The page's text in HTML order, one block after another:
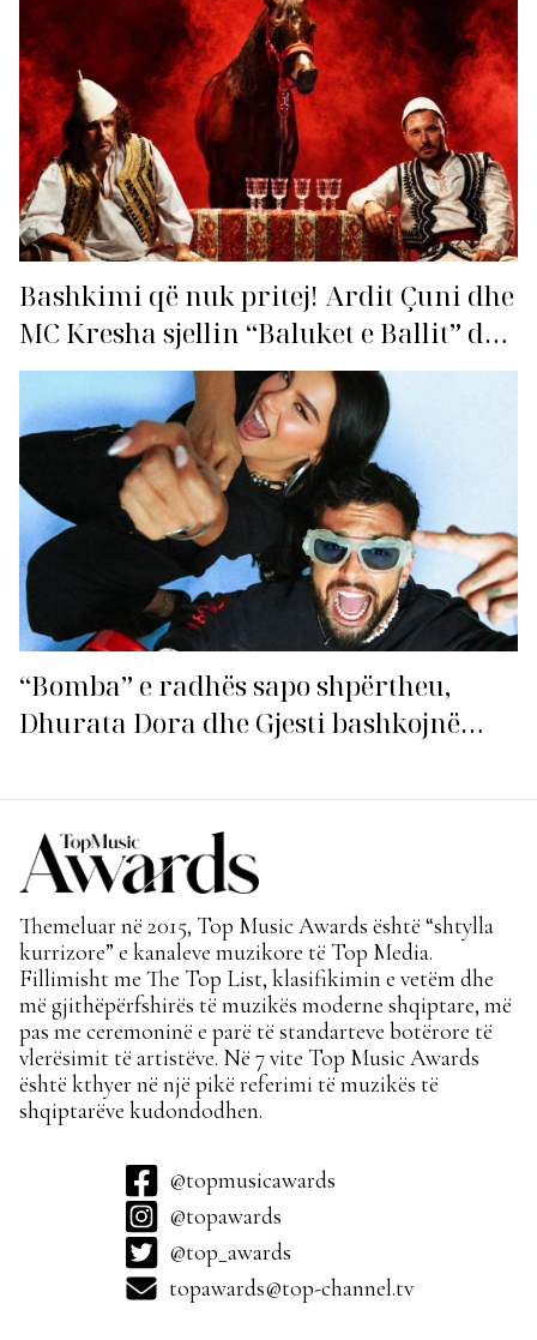
Bashkimi që nuk pritej! Ardit Çuni dhe
MC Kresha sjellin “Baluket e Ballit” dhe
ndezin rrjetin!
“Bomba” e radhës sapo shpërtheu,
Dhurata Dora dhe Gjesti bashkojnë
Themeluar në 2015, Top Music Awards është “shtylla
kurrizore” e kanaleve muzikore të Top Media.
Fillimisht me The Top List, klasifikimin e vetëm dhe
më gjithëpërfshirës të muzikës moderne shqiptare, më
pas me ceremoninë e parë të standarteve botërore të
vlerësimit të artistëve. Në 7 vite Top Music Awards
është kthyer në një pikë referimi të muzikës të
shqiptarëve kudondodhen.
@topmusicawards
@topawards
@top_awards
topawards@top-channel.tv